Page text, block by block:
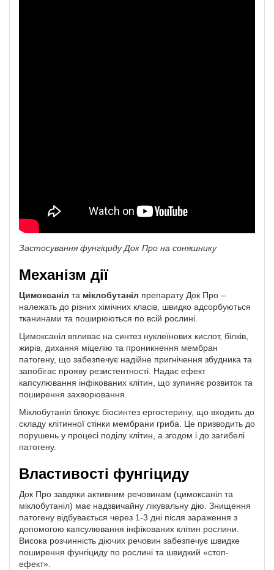
Застосування фунгіциду Док Про на соняшнику
Механізм дії
Цимоксаніл та міклобутаніл препарату Док Про –
належать до різних хімічних класів, швидко адсорбуються
тканинами та поширюються по всій рослині.
Цимоксаніл впливає на синтез нуклеїнових кислот, білків,
жирів, дихання міцелію та проникнення мембран
патогену, що забезпечує надійне пригнічення збудника та
запобігає прояву резистентності. Надає ефект
капсулювання інфікованих клітин, що зупиняє розвиток та
поширення захворювання.
Міклобутаніл блокує біосинтез ергостерину, що входить до
складу клітинної стінки мембрани гриба. Це призводить до
порушень у процесі поділу клітин, а згодом і до загибелі
патогену.
Властивості фунгіциду
Док Про завдяки активним речовинам (цимоксаніл та
міклобутаніл) має надзвичайну лікувальну дію. Знищення
патогену відбувається через 1-3 дні після зараження з
допомогою капсулювання інфікованих клітин рослини.
Висока розчинність діючих речовин забезпечує швидке
поширення фунгіциду по рослині та швидкий «стоп-
ефект».